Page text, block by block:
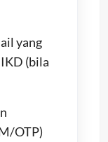
yang
(bila
OTP)